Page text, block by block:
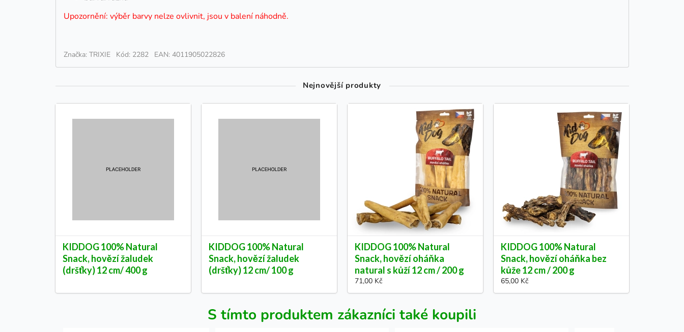
Upozornění: výběr barvy nelze ovlivnit, jsou v balení náhodně.
Značka: TRIXIE Kód: 2282 EAN: 4011905022826
Nejnovější produkty
KIDDOG 100% Natural
Snack, hovězí žaludek
(dršťky) 12 cm/ 400 g
KIDDOG 100% Natural
Snack, hovězí žaludek
(dršťky) 12 cm/ 100 g
KIDDOG 100% Natural
Snack, hovězí oháňka
natural s kůží 12 cm / 200 g
71,00 Kč
KIDDOG 100% Natural
Snack, hovězí oháňka bez
kůže 12 cm / 200 g
65,00 Kč
S tímto produktem zákazníci také koupili